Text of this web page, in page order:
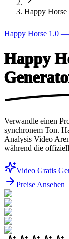
Happy Horse
Happy Horse 1.0 —
Happy
Verwandle einen
synchronem Ton.
Analysis Video
während die
Video Gratis
Preise Ansehen